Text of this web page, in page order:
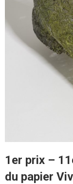
1er prix –
du papier